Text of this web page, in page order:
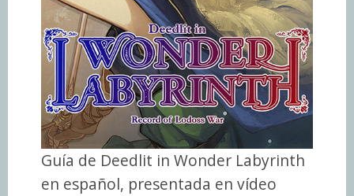
Guía de Deedlit in Wonder Labyrinth
en español, presentada en vídeo